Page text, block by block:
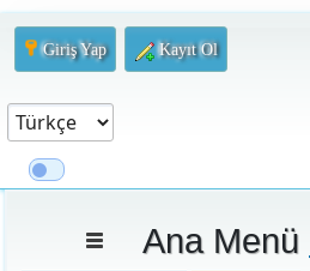
Giriş Yap Kayıt Ol
Ana Menü